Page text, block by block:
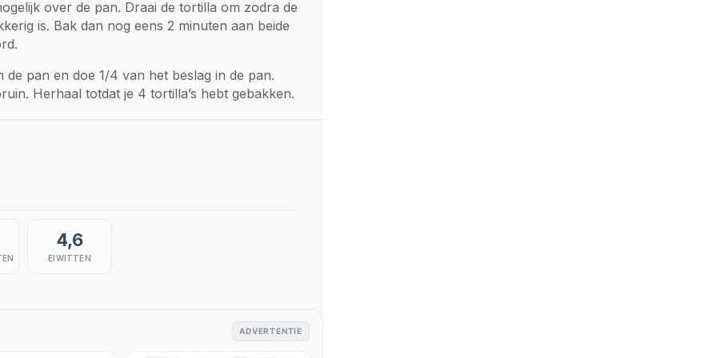
over de pan. Draai de tortilla om zodra de
is. Bak dan nog eens 2 minuten aan beide
pan en doe 1/4 van het beslag in de pan.
Herhaal totdat je 4 tortilla’s hebt gebakken.
4,6
EIWITTEN
ADVERTENTIE